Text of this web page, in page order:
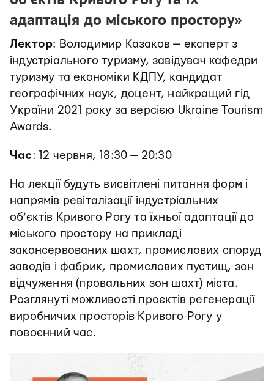
адаптація до міського простору»
Лектор: Володимир Казаков — експерт з
індустріального туризму, завідувач кафедри
туризму та економіки КДПУ, кандидат
географічних наук, доцент, найкращий гід
України 2021 року за версією Ukraine Tourism
Awards.
Час: 12 червня, 18:30 — 20:30
На лекції будуть висвітлені питання форм і
напрямів ревіталізації індустріальних
об’єктів Кривого Рогу та їхньої адаптації до
міського простору на прикладі
законсервованих шахт, промислових споруд
заводів і фабрик, промислових пустищ, зон
відчуження (провальних зон шахт) міста.
Розглянуті можливості проєктів регенерації
виробничих просторів Кривого Рогу у
повоєнний час.